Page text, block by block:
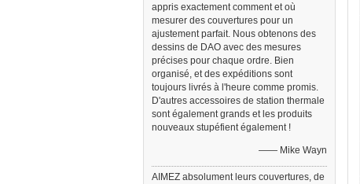
appris exactement comment et où
mesurer des couvertures pour un
ajustement parfait. Nous obtenons des
dessins de DAO avec des mesures
précises pour chaque ordre. Bien
organisé, et des expéditions sont
toujours livrés à l'heure comme promis.
D'autres accessoires de station thermale
sont également grands et les produits
nouveaux stupéfient également !
—— Mike Wayn
AIMEZ absolument leurs couvertures, de